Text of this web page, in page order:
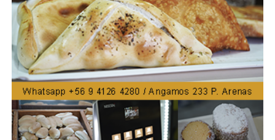
Lo que no fue cumplido y nos obliga a esta
aclaración.